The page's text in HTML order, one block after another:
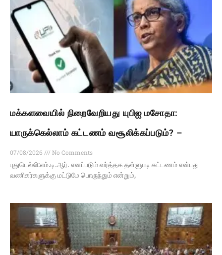
மக்களவையில் நிறைவேறியது யுபிஐ மசோதா:
யாருக்கெல்லாம் கட்டணம் வசூலிக்கப்படும்? –
07/08/2026
No Comments
புதுடெல்லி:எம்.டி.ஆர். எனப்படும் வர்த்தக தள்ளுபடி கட்டணம் என்பது
வணிகர்களுக்கு மட்டுமே பொருந்தும் என்றும்,